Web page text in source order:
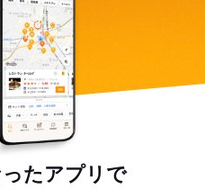
たアプリで